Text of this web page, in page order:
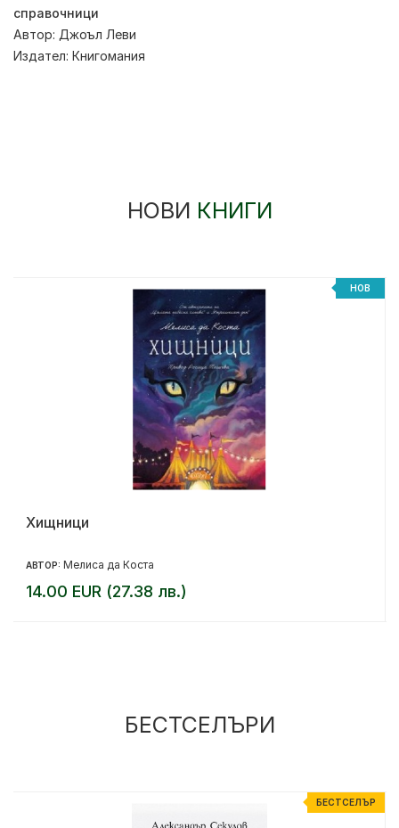
справочници
Автор: Джоъл Леви
Издател: Книгомания
НОВИ КНИГИ
НОВ
Хищници
АВТОР: Мелиса да Коста
14.00 EUR (27.38 лв.)
БЕСТСЕЛЪРИ
БЕСТСЕЛЪР